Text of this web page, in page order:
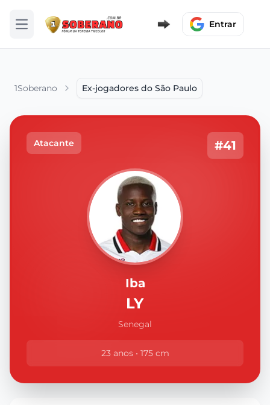
Abrir menu Entrar
1Soberano Ex-jogadores do São Paulo
Atacante #41
Iba
LY
Senegal
23 anos • 175 cm